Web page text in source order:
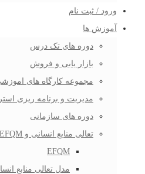
ورود / ثبت نام
آموزش ها
دوره های تک درس
بازار یابی و فروش
مجموعه کارگاه های
مدیریت و برنامه ریزی
دوره های سازمانی
تعالی منابع انسانی و EFQM
EFQM
مدل تعالی منابع